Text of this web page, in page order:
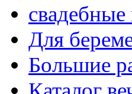
Для
Большие